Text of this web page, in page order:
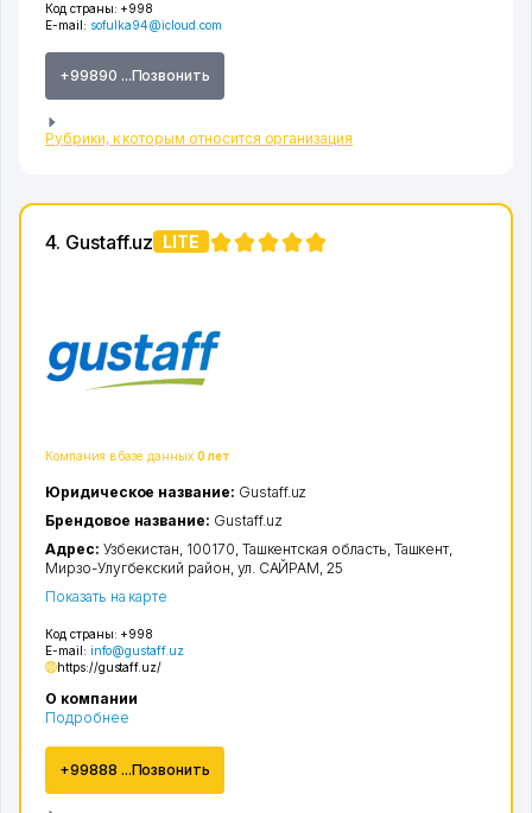
Код страны: +998
E-mail: sofulka94@icloud.com
+99890 ...Позвонить
Рубрики, к которым относится организация
4. Gustaff.uz LITE
Компания в базе данных 0 лет
Код страны: +998
E-mail: info@gustaff.uz
https://gustaff.uz/
О компании
Подробнее
+99888 ...Позвонить
Юридическое название: Gustaff.uz
Брендовое название: Gustaff.uz
Адрес: Узбекистан, 100170, Ташкентская область Ташкент
Мирзо-Улугбекский район ул. САЙРАМ , 25
Показать на карте